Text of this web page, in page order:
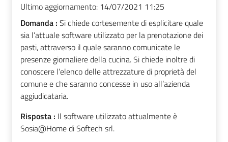
Ultimo aggiornamento: 14/07/2021 11:25
Domanda : Si chiede cortesemente di esplicitare quale
sia l’attuale software utilizzato per la prenotazione dei
pasti, attraverso il quale saranno comunicate le
presenze giornaliere della cucina. Si chiede inoltre di
conoscere l’elenco delle attrezzature di proprietà del
comune e che saranno concesse in uso all’azienda
aggiudicataria.
Risposta : Il software utilizzato attualmente è
Sosia@Home di Softech srl.